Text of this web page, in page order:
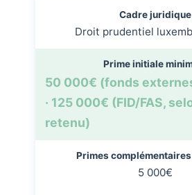
Cadre juridique
Droit prudentiel
Prime initiale
50 000€ (fonds
· 125 000€ (FID/FAS,
retenu)
Primes
5 000€